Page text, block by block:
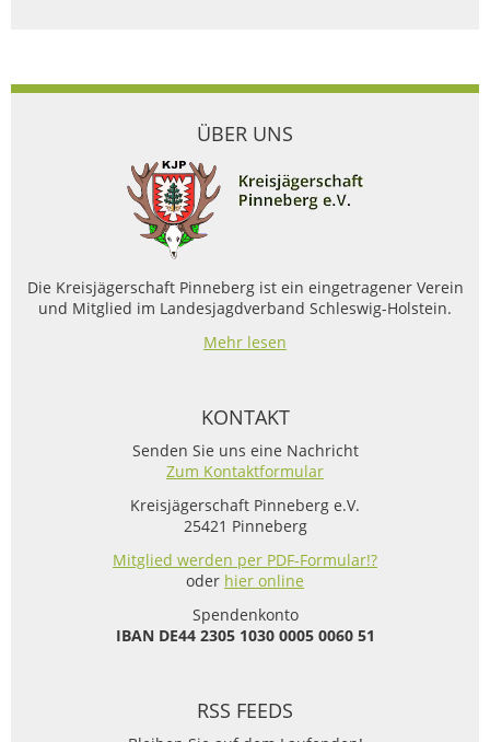
ÜBER UNS
Die Kreisjägerschaft Pinneberg ist ein eingetragener Verein
und Mitglied im Landesjagdverband Schleswig-Holstein.
Mehr lesen
KONTAKT
Senden Sie uns eine Nachricht
Zum Kontaktformular
Kreisjägerschaft Pinneberg e.V.
25421 Pinneberg
Mitglied werden per PDF-Formular!?
oder hier online
Spendenkonto
IBAN DE44 2305 1030 0005 0060 51
RSS FEEDS